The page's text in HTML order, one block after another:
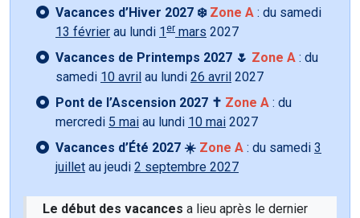
Vacances d’Hiver 2027 ❄️ Zone A : du samedi
13 février au lundi 1 er mars 2027
Vacances de Printemps 2027 🌷 Zone A : du
samedi 10 avril au lundi 26 avril 2027
Pont de l’Ascension 2027 ✝️ Zone A : du
mercredi 5 mai au lundi 10 mai 2027
Vacances d’Été 2027 ☀️ Zone A : du samedi 3
juillet au jeudi 2 septembre 2027
Le début des vacances a lieu après le dernier